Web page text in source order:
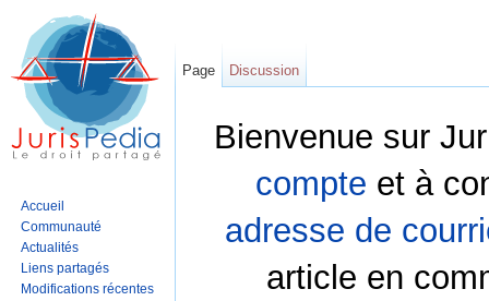
Bienvenue sur
compte et à
adresse de
article en
Page Discussion
Accueil
Communauté
Actualités
Liens partagés
Modifications récentes